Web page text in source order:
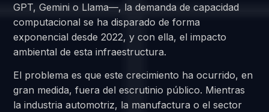
GPT, Gemini o Llama—, la demanda de capacidad
computacional se ha disparado de forma
exponencial desde 2022, y con ella, el impacto
ambiental de esta infraestructura.
El problema es que este crecimiento ha ocurrido, en
gran medida, fuera del escrutinio público. Mientras
la industria automotriz, la manufactura o el sector